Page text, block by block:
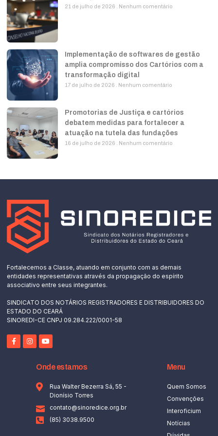
21 de julho de 2026 Nenhum comentário
Implementação de softwares de gestão
amplia compromisso dos Cartórios com a
transformação digital
17 de julho de 2026 Nenhum comentário
Promotorias de Justiça e cartórios
debatem medidas para fortalecer a
atuação na tutela das fundações
16 de julho de 2026 Nenhum comentário
Fortalecemos a Classe, atuando em conjunto com as demais
entidades representativas através da propagação do espírito
associativo entre seus integrantes.
SINDICATO DOS NOTÁRIOS REGISTRADORES E DISTRIBUIDORES DO
ESTADO DO CEARÁ
SINOREDI-CE CNPJ 09.284.222/0001-58
Onde estamos
Rua Walter Bezerra Sá, 55 -
Dionísio Torres
contato@sinoredice.org.br
(85) 3038.9500
Menu
Quem Somos
Convenções
Interoficium
Notícias